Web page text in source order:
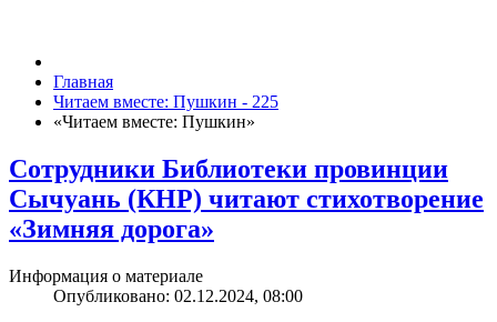
Главная
Читаем вместе: Пушкин - 225
«Читаем вместе: Пушкин»
Сотрудники Библиотеки провинции
Сычуань (КНР) читают стихотворение
«Зимняя дорога»
Информация о материале
Опубликовано: 02.12.2024, 08:00